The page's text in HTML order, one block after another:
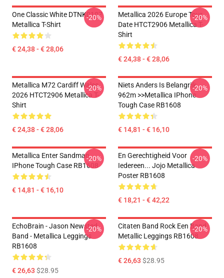
One Classic White DTNK0107
Metallica T-Shirt
€ 24,38 - € 28,06
-20%
Metallica 2026 Europe Tour
Date HTCT2906 Metallica T-
Shirt
€ 24,38 - € 28,06
-20%
Metallica M72 Cardiff Wales
2026 HTCT2906 Metallica T-
Shirt
€ 24,38 - € 28,06
-20%
Niets Anders Is Belangrijk
962m >>metallica IPhone
Tough Case RB1608
€ 14,81 - € 16,10
-20%
Metallica Enter Sandman
IPhone Tough Case RB1608
€ 14,81 - € 16,10
-20%
En Gerechtigheid Voor
Iedereen... Jojo Metallica
Poster RB1608
€ 18,21 - € 42,22
-20%
EchoBrain - Jason Newsted
Band - Metallica Leggings
RB1608
€ 26,63 $28.95
-20%
Citaten Band Rock Een Band
Metallic Leggings RB1608
€ 26,63 $28.95
-20%